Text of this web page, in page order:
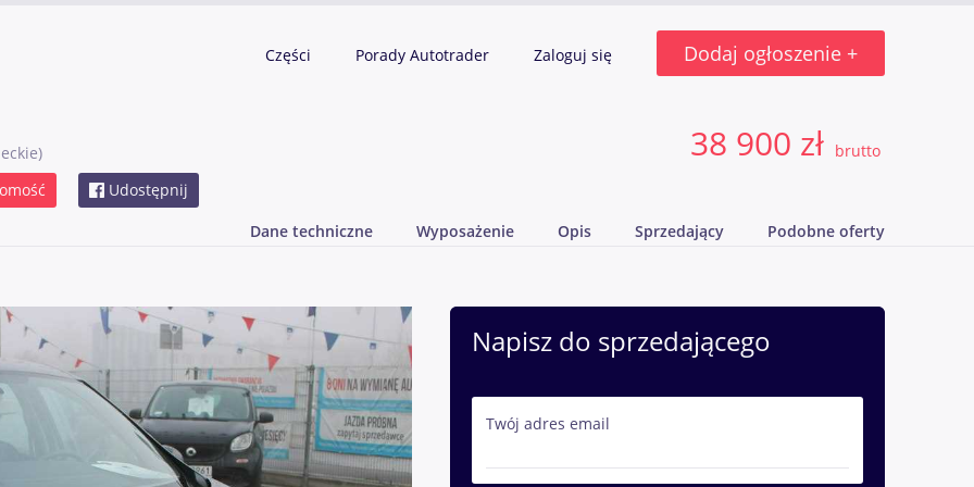
Części Porady Autotrader Zaloguj się Dodaj ogłoszenie +
Udostępnij
38 900 zł brutto
Dane techniczne Wyposażenie Opis Sprzedający Podobne oferty
Napisz do sprzedającego
Twój adres email